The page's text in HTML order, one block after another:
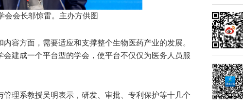
会会长邬惊雷。主办方供图
容方面，需要适应和支撑整个生物医药产业的发展。
建成一个平台型的学会，使平台不仅仅为医务人员服
理系教授吴明表示，研发、审批、专利保护等十几个